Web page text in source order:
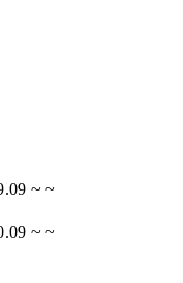
~ ~
~ ~